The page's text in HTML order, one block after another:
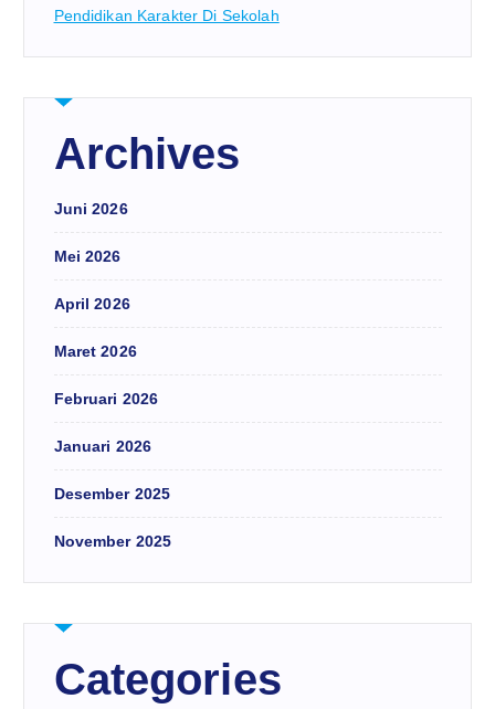
Pendidikan Karakter Di Sekolah
Archives
Juni 2026
Mei 2026
April 2026
Maret 2026
Februari 2026
Januari 2026
Desember 2025
November 2025
Categories